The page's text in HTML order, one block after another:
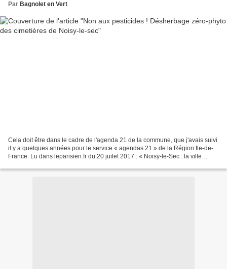
Par Bagnolet en Vert
Cela doit être dans le cadre de l'agenda 21 de la commune, que j'avais suivi
il y a quelques années pour le service « agendas 21 » de la Région Ile-de-
France. Lu dans leparisien.fr du 20 juilet 2017 : « Noisy-le-Sec : la ville